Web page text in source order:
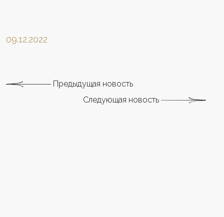
09.12.2022
Предыдущая новость
Следующая новость